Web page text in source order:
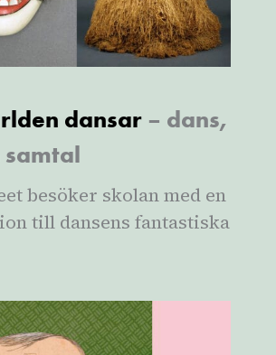
dansar – dans,
samtal
besöker skolan med en
till dansens fantastiska